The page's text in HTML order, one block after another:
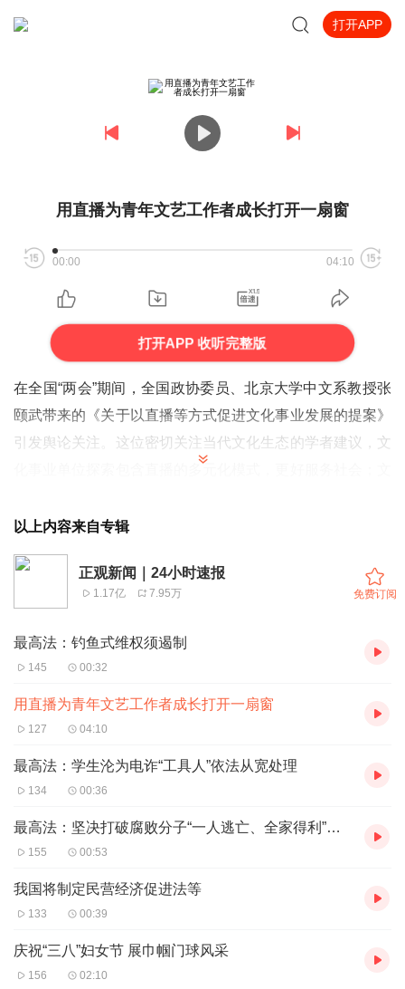
打开APP
用直播为青年文艺工作者成长打开一扇窗
00:00 04:10
打开APP 收听完整版
在全国“两会”期间，全国政协委员、北京大学中文系教授张
颐武带来的《关于以直播等方式促进文化事业发展的提案》
引发舆论关注。这位密切关注当代文化生态的学者建议，文
眼下，直播已经是内容传播的重要形式，也是各种文化文艺
演出最重要的“舞台”之一。有统计数据指出，仅2023年，抖
音演艺类直播场次就同比增长47%，场均观众4263人次，
相当于每天有19万场中等规模演出在直播间上演，单单是越
剧这一种戏曲，相关直播就收获了8.9亿次观看……可以
说，手机这块方寸屏幕，已经是年轻人接触中华传统文化重
位、文化文艺工作者自然应当主动顺应大势，探索包含直播
更重要的是，承载文化传承与发展的终归是人才，直播中的
PK、打赏等形式创新，有助于促进青年文化文艺工作者的
成长。中国传统戏曲之所以历经千年而不衰，且不断能够推
陈出新，“打擂”“唱和”“对台戏”等良性文化竞争机制是密码之
看客转移给了直播间中的海量观众。实实在在的“点赞”“打
出，获得巨大的职业成就感；也方便演员快速与观众交流寻
以上内容来自专辑
正观新闻｜24小时速报
1.17亿 7.95万 免费订阅
最高法：钓鱼式维权须遏制
145 00:32
用直播为青年文艺工作者成长打开一扇窗
127 04:10
最高法：学生沦为电诈“工具人”依法从宽处理
134 00:36
最高法：坚决打破腐败分子“一人逃亡、全家得利”的迷梦
155 00:53
我国将制定民营经济促进法等
133 00:39
庆祝“三八”妇女节 展巾帼门球风采
156 02:10